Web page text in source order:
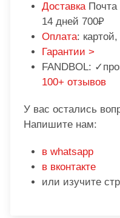
Доставка Почта
14 дней 700₽
Оплата:
Гарантии >
FANDBOL:
100+ отзывов
У вас остались
Напишите нам:
в whatsapp
в вконтакте
или изучите